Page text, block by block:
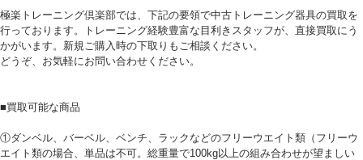
極楽トレーニング倶楽部では、下記の要領で中古トレーニング器具の買取を
行っております。トレーニング経験豊富な目利きスタッフが、直接買取にう
かがいます。新規ご購入時の下取りもご相談ください。
どうぞ、お気軽にお問い合わせください。
■買取可能な商品
①ダンベル、バーベル、ベンチ、ラックなどのフリーウエイト類（フリーウ
エイト類の場合、単品は不可。総重量で100kg以上の組み合わせが望ましい